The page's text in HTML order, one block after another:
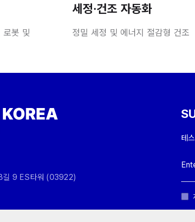
로봇 및
세정·건조 자동화
정밀 세정 및 에너지 절감형 건조
길 9 ES타워 (03922)
테